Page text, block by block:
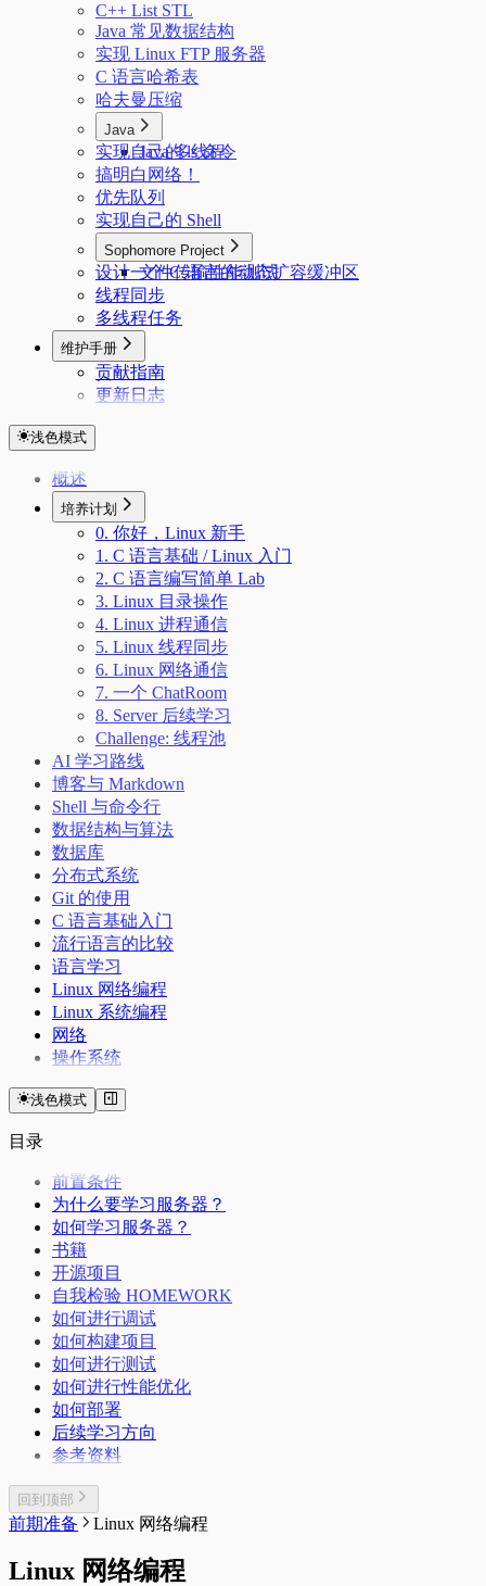
C++ List STL
Java 常见数据结构
实现 Linux FTP 服务器
C 语言哈希表
哈夫曼压缩
Java
Java 多线程
实现自己的 ls 命令
搞明白网络！
优先队列
实现自己的 Shell
Sophomore Project
文件传输性能测试
设计一个 C 语言的动态扩容缓冲区
线程同步
多线程任务
维护手册
贡献指南
更新日志
浅色模式
概述
培养计划
0. 你好，Linux 新手
1. C 语言基础 / Linux 入门
2. C 语言编写简单 Lab
3. Linux 目录操作
4. Linux 进程通信
5. Linux 线程同步
6. Linux 网络通信
7. 一个 ChatRoom
8. Server 后续学习
Challenge: 线程池
AI 学习路线
博客与 Markdown
Shell 与命令行
数据结构与算法
数据库
分布式系统
Git 的使用
C 语言基础入门
流行语言的比较
语言学习
Linux 网络编程
Linux 系统编程
网络
操作系统
浅色模式
目录
前置条件
为什么要学习服务器？
如何学习服务器？
书籍
开源项目
自我检验 HOMEWORK
如何进行调试
如何构建项目
如何进行测试
如何进行性能优化
如何部署
后续学习方向
参考资料
回到顶部
前期准备 Linux 网络编程
Linux 网络编程